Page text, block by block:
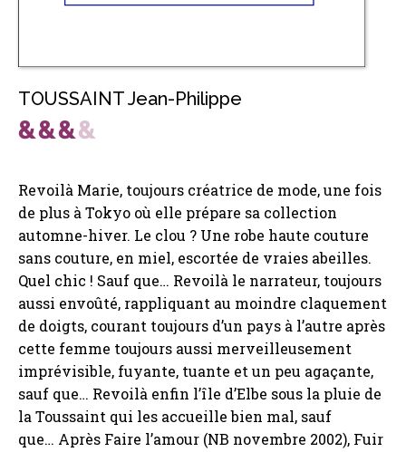
TOUSSAINT Jean-Philippe
Revoilà Marie, toujours créatrice de mode, une fois
de plus à Tokyo où elle prépare sa collection
automne-hiver. Le clou ? Une robe haute couture
sans couture, en miel, escortée de vraies abeilles.
Quel chic ! Sauf que… Revoilà le narrateur, toujours
aussi envoûté, rappliquant au moindre claquement
de doigts, courant toujours d’un pays à l’autre après
cette femme toujours aussi merveilleusement
imprévisible, fuyante, tuante et un peu agaçante,
sauf que… Revoilà enfin l’île d’Elbe sous la pluie de
la Toussaint qui les accueille bien mal, sauf
que… Après Faire l’amour (NB novembre 2002), Fuir